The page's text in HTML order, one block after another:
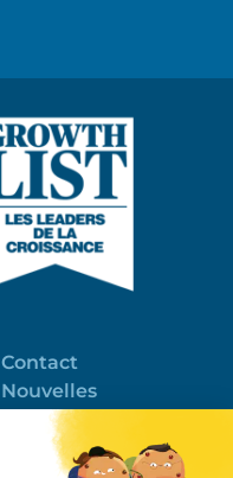
Contact
Nouvelles
Portail clients
Emploi